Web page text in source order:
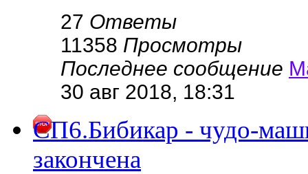
27 Ответы
11358 Просмотры
Последнее сообщение
30 авг 2018, 18:31
СП6.Бибикар - чудо-
закончена